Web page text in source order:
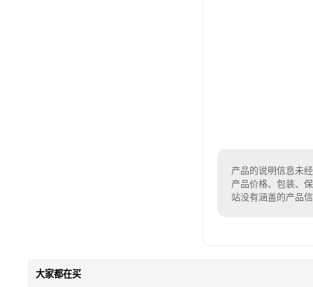
产品的说明信息未
产品价格、包装、
站没有涵盖的产品
大家都在买